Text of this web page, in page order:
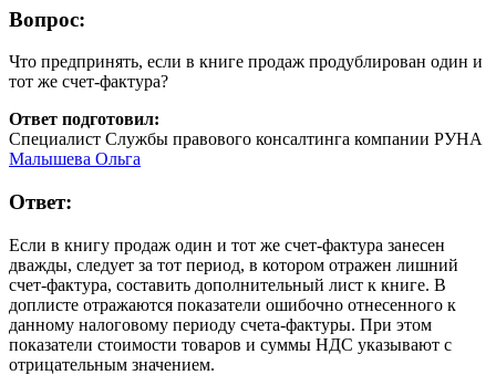
Вопрос:
Что предпринять, если в книге продаж продублирован один и
тот же счет-фактура?
Ответ подготовил:
Специалист Службы правового консалтинга компании РУНА
Малышева Ольга
Ответ:
Если в книгу продаж один и тот же счет-фактура занесен
дважды, следует за тот период, в котором отражен лишний
счет-фактура, составить дополнительный лист к книге. В
доплисте отражаются показатели ошибочно отнесенного к
данному налоговому периоду счета-фактуры. При этом
показатели стоимости товаров и суммы НДС указывают с
отрицательным значением.